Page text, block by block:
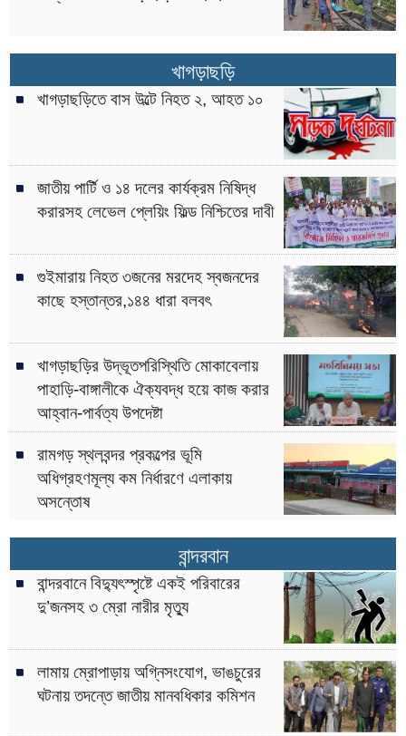
খাগড়াছড়ি
খাগড়াছড়িতে বাস উল্টে নিহত ২, আহত ১০
জাতীয় পার্টি ও ১৪ দলের কার্যক্রম নিষিদ্ধ
করারসহ লেভেল প্লেয়িং ফিল্ড নিশ্চিতের দাবী
গুইমারায় নিহত ৩জনের মরদেহ স্বজনদের
কাছে হস্তান্তর,১৪৪ ধারা বলবৎ
খাগড়াছড়ির উদ্ভূতপরিস্থিতি মোকাবেলায়
পাহাড়ি-বাঙ্গালীকে ঐক্যবদ্ধ হয়ে কাজ করার
আহ্বান-পার্বত্য উপদেষ্টা
রামগড় স্থলবন্দর প্রকল্পের ভূমি
অধিগ্রহণমূল্য কম নির্ধারণে এলাকায়
অসন্তোষ
বান্দরবান
বান্দরবানে বিদ্যুৎস্পৃষ্টে একই পরিবারের
দু’জনসহ ৩ ম্রো নারীর মৃত্যু
লামায় ম্রোপাড়ায় অগ্নিসংযোগ, ভাঙচুরের
ঘটনায় তদন্তে জাতীয় মানবধিকার কমিশন